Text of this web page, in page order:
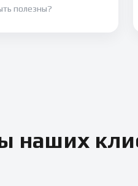
полезны?
наших